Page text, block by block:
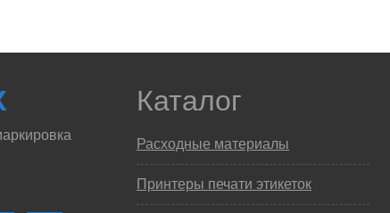
Каталог
Расходные материалы
Принтеры печати этикеток